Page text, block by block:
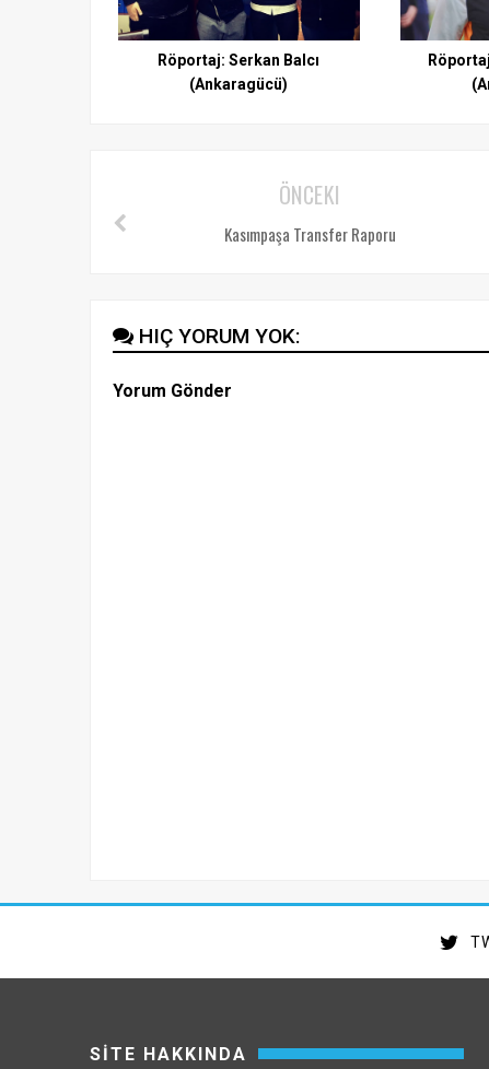
Röportaj: Serkan Balcı
(Ankaragücü)
ÖNCEKI
Kasımpaşa Transfer Raporu
HIÇ YORUM YOK:
Yorum Gönder
SİTE HAKKINDA